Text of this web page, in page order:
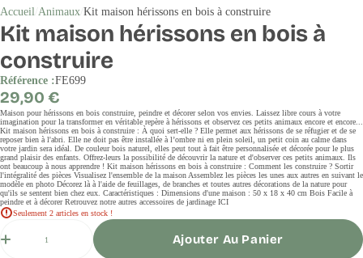
Accueil Animaux Kit maison hérissons en bois à construire
Kit maison hérissons en bois à
construire
Référence :FE699
Prix
régulier
29,90 €
Maison pour hérissons en bois construire, peindre et décorer selon vos envies. Laissez libre cours à votre
imagination pour la transformer en véritable repère à hérissons et observez ces petits animaux encore et encore...
Kit maison hérissons en bois à construire : À quoi sert-elle ? Elle permet aux hérissons de se réfugier et de se
reposer bien à l'abri. Elle ne doit pas être installée à l’ombre ni en plein soleil, un petit coin au calme dans
votre jardin sera idéal. De couleur bois naturel, elles peut tout à fait être personnalisée et décorée pour le plus
grand plaisir des enfants. Offrez-leurs la possibilité de découvrir la nature et d'observer ces petits animaux. Ils
ont beaucoup à nous apprendre ! Kit maison hérissons en bois à construire : Comment les construire ? Sortir
l'intégralité des pièces Visualisez l'ensemble de la maison Assemblez les pièces les unes aux autres en suivant le
modèle en photo Décorez là à l'aide de feuillages, de branches et toutes autres décorations de la nature pour
qu'ils se sentent bien chez eux. Caractéristiques : Dimensions d'une maison : 50 x 18 x 40 cm Bois Facile à
peindre et à décorer Retrouvez notre autres accessoires de jardinage ICI
Seulement 2 articles en stock !
Ajouter Au Panier